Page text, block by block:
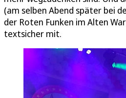
(am selben Abend später bei
der Roten Funken im Alten
textsicher mit.